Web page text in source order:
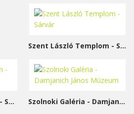
Szent László Templom - Sárvár
Református templom - Salgótarján Szolnoki Galéria - Damjanich János Múzeum